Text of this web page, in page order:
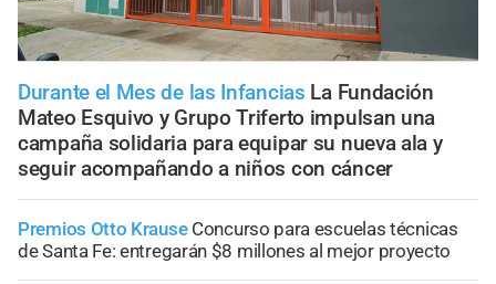
Durante el Mes de las Infancias La Fundación
Mateo Esquivo y Grupo Triferto impulsan una
campaña solidaria para equipar su nueva ala y
seguir acompañando a niños con cáncer
Premios Otto Krause Concurso para escuelas técnicas
de Santa Fe: entregarán $8 millones al mejor proyecto